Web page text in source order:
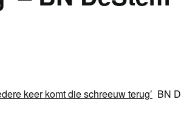
keer komt die schreeuw terug’ BN